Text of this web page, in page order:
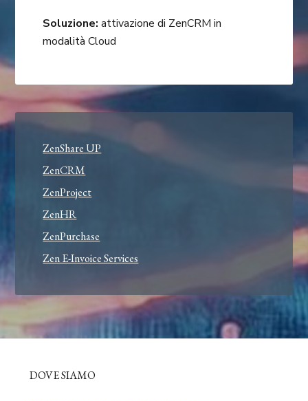
Soluzione: attivazione di ZenCRM in
modalità Cloud
ZenShare UP
ZenCRM
ZenProject
ZenHR
ZenPurchase
Zen E-Invoice Services
DOVE SIAMO